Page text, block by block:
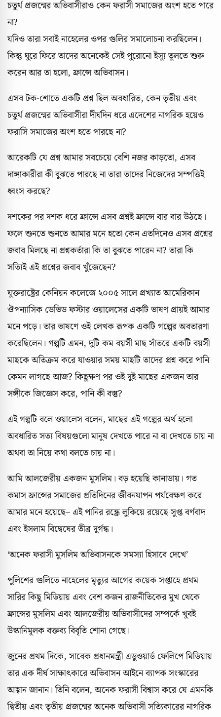
চতুর্থ প্রজন্মের অভিবাসীরাও কেন ফরাসী সমাজের অংশ হতে পারে
না?
যদিও তারা সবাই নাহেলের ওপর গুলির সমালোচনা করছিলেন।
কিন্তু ঘুরে ফিরে তাদের অনেকেই সেই পুরোনো ইস্যু তুলতে শুরু
করেন আর তা হলো, ফ্রান্সে অভিবাসন।
এসব টক-শোতে একটি প্রশ্ন ছিল অবধারিত, কেন তৃতীয় এবং
চতুর্থ প্রজন্মের অভিবাসীরা দীর্ঘদিন ধরে এদেশের নাগরিক হয়েও
ফরাসি সমাজের অংশ হতে পারছে না?
আরেকটি যে প্রশ্ন আমার সবচেয়ে বেশি নজর কাড়তো, এসব
দাঙ্গাকারীরা কী বুঝতে পারছে না তারা তাদের নিজেদের সম্পত্তিই
ধ্বংস করছে?
দশকের পর দশক ধরে ফ্রান্সে এসব প্রশ্নই ফ্রান্সে বার বার উঠছে।
ফলে শুনতে শুনতে আমার মনে হতো কেন এতদিনেও এসব প্রশ্নের
জবাব মিলছে না প্রশ্নকর্তারা কি তা বুঝতে পারেন না? তারা কি
সত্যিই এই প্রশ্নের জবাব খুঁজেছেন?
যুক্তরাষ্ট্রের কেনিয়ন কলেজে ২০০৫ সালে প্রখ্যাত আমেরিকান
ঔপন্যাসিক ডেভিড ফস্টার ওয়ালেসের একটি ভাষণ প্রায়ই আমার
মনে পড়ে। তার ভাষণে ওই লেখক রূপক একটি গল্পের অবতারণা
করেছিলেন। গল্পটি এমন, দুটি কম বয়সী মাছ সাঁতরে একটি বয়সী
মাছকে অতিক্রম করে যাওয়ার সময় মাছটি তাদের প্রশ্ন করে পানি
কেমন লাগছে আজ? কিছুক্ষণ পর ওই দুই মাছের একজন তার
সঙ্গীকে জিজ্ঞেস করে, পানি কী বস্তু?
এই গল্পটি বলে ওয়ালেস বলেন, মাছের এই গল্পের অর্থ হলো
অবধারিত সত্য বিষয়গুলো মানুষ দেখতে পারে না বা দেখতে চায় না
অথবা তা নিয়ে কথা বলতে চায় না।
আমি আলজেরীয় একজন মুসলিম। বড় হয়েছি কানাডায়। গত
কমাস ফ্রান্সের সমাজের প্রতিদিনের জীবনযাপন পর্যবেক্ষণ করে
আমার মনে হয়েছে– এই পানির রন্ধ্রে লুকিয়ে রয়েছে সুপ্ত বর্ণবাদ
এবং ইসলাম বিদ্বেষের তীব্র দুর্গন্ধ।
‘অনেক ফরাসী মুসলিম অভিবাসনকে সমস্যা হিসাবে দেখে’
পুলিশের গুলিতে নাহেলের মৃত্যুর আগের কয়েক সপ্তাহে প্রথম
সারির কিছু মিডিয়ায় এবং বেশ কজন রাজনীতিকের মুখ থেকে
ফ্রান্সের মুসলিম এবং আলজেরীয় অভিবাসীদের সম্পর্কে খুবই
উস্কানিমূলক বক্তব্য বিবৃতি শোনা গেছে।
জুনের প্রথম দিকে, সাবেক প্রধানমন্ত্রী এডুওয়ার্ড ফেলিপে মিডিয়ায়
তার এক দীর্ঘ সাক্ষাৎকারে অভিবাসন আইনে ব্যাপক সংস্কারের
আহ্বান জানান। তিনি বলেন, অনেক ফরাসী বিশ্বাস করে যে এমনকি
দ্বিতীয় এবং তৃতীয় প্রজন্মের অনেক অভিবাসী সত্যিকারের নাগরিক